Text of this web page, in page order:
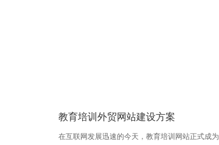
教育培训外贸网站建设方案
在互联网发展迅速的今天，教育培训网站正式成为